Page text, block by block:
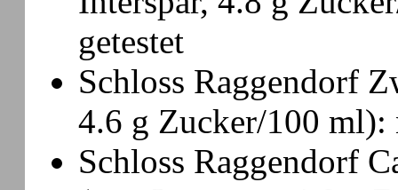
getestet
Schloss Raggendorf
4.6 g Zucker/100 ml):
Schloss Raggendorf